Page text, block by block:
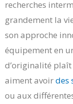
recherches
grandement la
son approche
équipement en
d’originalité
aiment avoirdes
ou aux